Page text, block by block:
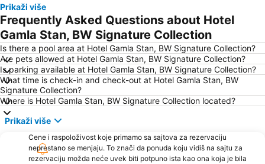
Prikaži više
Frequently Asked Questions about Hotel
Gamla Stan, BW Signature Collection
Is there a pool area at Hotel Gamla Stan, BW Signature Collection?
Are pets allowed at Hotel Gamla Stan, BW Signature Collection?
Is parking available at Hotel Gamla Stan, BW Signature Collection?
What time is check-in and check-out at Hotel Gamla Stan, BW
Signature Collection?
Where is Hotel Gamla Stan, BW Signature Collection located?
Prikaži više
Cene i raspoloživost koje primamo sa sajtova za rezervaciju
neprestano se menjaju. To znači da ponuda koju vidiš na sajtu za
rezervaciju možda neće uvek biti potpuno ista kao ona koja je bila